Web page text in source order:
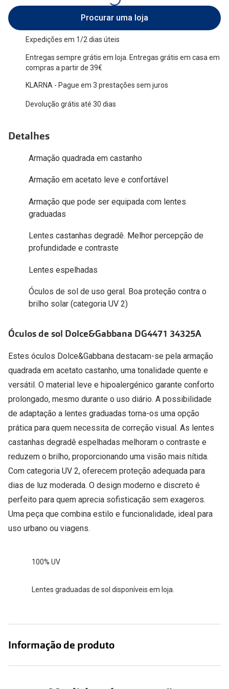
Versace
Prada
Todas as marcas
Marcas Exclusivas
Seen
Formatos
Quadrados
Redondos
Conselhos
🆕 Guia de Compras para o formato do seu
O sol e as crianças
Óculos de sol para todos
Lifestyle
Procurar uma loja
Expedições em 1/2 dias úteis
Entregas sempre grátis em loja. Entregas grátis em casa em
compras a partir de 39€
KLARNA - Pague em 3 prestações sem juros
Devolução grátis até 30 dias
Detalhes
Armação quadrada em castanho
Armação em acetato leve e confortável
Armação que pode ser equipada com lentes
graduadas
Lentes castanhas degradê. Melhor percepção de
profundidade e contraste
Lentes espelhadas
Óculos de sol de uso geral. Boa proteção contra o
brilho solar (categoria UV 2)
Óculos de sol Dolce&Gabbana DG4471 34325A
Estes óculos Dolce&Gabbana destacam-se pela armação
quadrada em acetato castanho, uma tonalidade quente e
versátil. O material leve e hipoalergénico garante conforto
prolongado, mesmo durante o uso diário. A possibilidade
de adaptação a lentes graduadas torna-os uma opção
prática para quem necessita de correção visual. As lentes
castanhas degradê espelhadas melhoram o contraste e
reduzem o brilho, proporcionando uma visão mais nítida.
Com categoria UV 2, oferecem proteção adequada para
dias de luz moderada. O design moderno e discreto é
perfeito para quem aprecia sofisticação sem exageros.
Uma peça que combina estilo e funcionalidade, ideal para
uso urbano ou viagens.
100% UV
Lentes graduadas de sol disponíveis em loja.
Informação de produto